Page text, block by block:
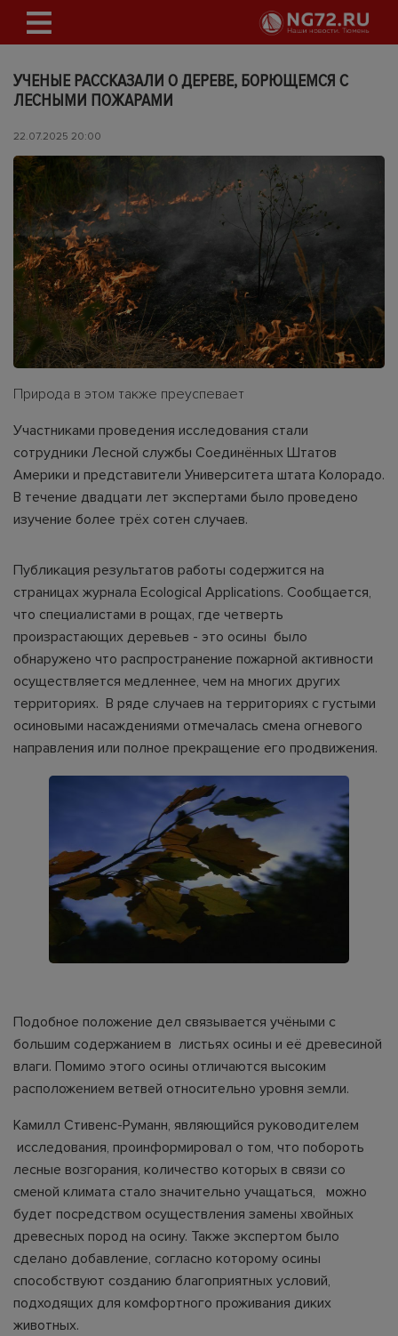
УЧЕНЫЕ РАССКАЗАЛИ О ДЕРЕВЕ, БОРЮЩЕМСЯ С
ЛЕСНЫМИ ПОЖАРАМИ
22.07.2025 20:00
Природа в этом также преуспевает
Участниками проведения исследования стали
сотрудники Лесной службы Соединённых Штатов
Америки и представители Университета штата Колорадо.
В течение двадцати лет экспертами было проведено
изучение более трёх сотен случаев.
Публикация результатов работы содержится на
страницах журнала Ecological Applications. Сообщается,
что специалистами в рощах, где четверть
произрастающих деревьев - это осины было
обнаружено что распространение пожарной активности
осуществляется медленнее, чем на многих других
территориях. В ряде случаев на территориях с густыми
осиновыми насаждениями отмечалась смена огневого
направления или полное прекращение его продвижения.
Подобное положение дел связывается учёными с
большим содержанием в листьях осины и её древесиной
влаги. Помимо этого осины отличаются высоким
расположением ветвей относительно уровня земли.
Камилл Стивенс-Руманн, являющийся руководителем
исследования, проинформировал о том, что побороть
лесные возгорания, количество которых в связи со
сменой климата стало значительно учащаться, можно
будет посредством осуществления замены хвойных
древесных пород на осину. Также экспертом было
сделано добавление, согласно которому осины
способствуют созданию благоприятных условий,
подходящих для комфортного проживания диких
животных.